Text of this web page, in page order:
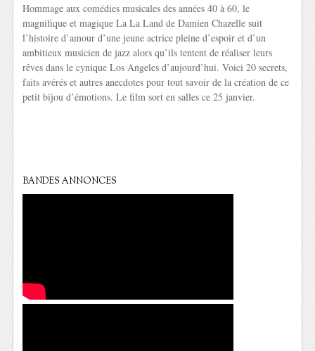
Hommage aux comédies musicales des années 40 à 60, le
magnifique et magique La La Land de Damien Chazelle suit
l’histoire d’amour d’une jeune actrice pleine d’espoir et d’un
ambitieux musicien de jazz alors qu’ils tentent de réaliser leurs
rêves dans le cynique Los Angeles d’aujourd’hui. Voici 20 secrets,
faits avérés et autres anecdotes pour tout savoir de la création de ce
petit bijou d’émotions. Le film sort en salles ce 25 janvier.
BANDES ANNONCES